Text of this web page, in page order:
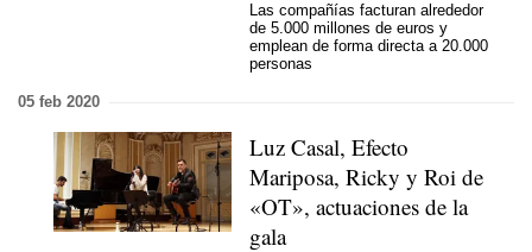
Las compañías facturan alrededor
de 5.000 millones de euros y
emplean de forma directa a 20.000
personas
05 feb 2020
Luz Casal, Efecto
Mariposa, Ricky y Roi de
«OT», actuaciones de la
gala